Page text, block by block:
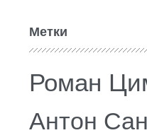
Метки
Роман
Антон